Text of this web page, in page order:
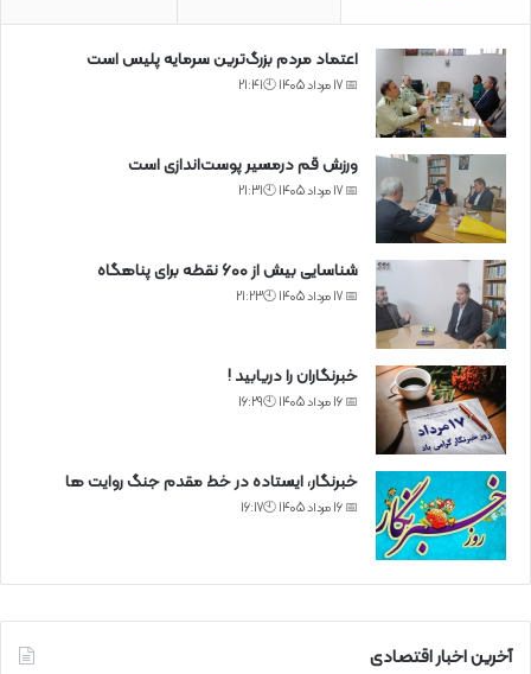
اعتماد مردم بزرگ‌ترین سرمایه پلیس است
📅 17 مرداد 1405 🕙21:41
ورزش قم درمسیر پوست‌اندازی است
📅 17 مرداد 1405 🕙21:31
شناسایی بیش از ۶۰۰ نقطه برای پناهگاه
📅 17 مرداد 1405 🕙21:23
خبرنگاران را دریابید !
📅 16 مرداد 1405 🕙16:29
خبرنگار، ایستاده در خط مقدم جنگ روایت ها
📅 16 مرداد 1405 🕙16:17
آخرین اخبار اقتصادی